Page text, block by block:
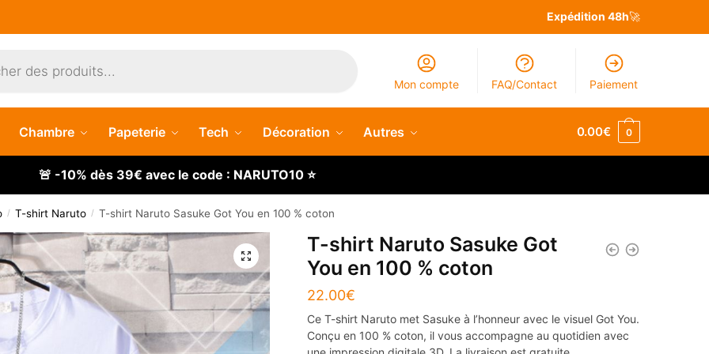
Expédition 48h🚀
Mon compte FAQ/Contact Paiement
Chambre Papeterie Tech Décoration Autres 0.00€ 0
🚨 -10% dès 39€ avec le code : NARUTO10 ⭐
/ T-shirt Naruto / T-shirt Naruto Sasuke Got You en 100 % coton
🔍
T-shirt Naruto Sasuke Got
You en 100 % coton
22.00€
Ce T-shirt Naruto met Sasuke à l’honneur avec le visuel Got You.
Conçu en 100 % coton, il vous accompagne au quotidien avec